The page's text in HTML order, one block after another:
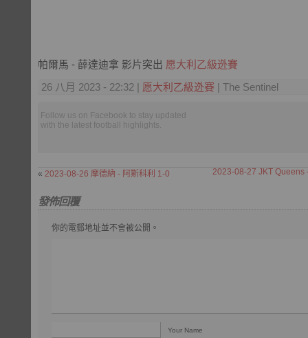
帕爾馬 - 薛達迪拿 影片突出 愿大利乙級迯賽
26 八月 2023 - 22:32 | 愿大利乙級迯賽 | The Sentinel
Follow us on Facebook to stay updated
with the latest football highlights.
« 2023-08-26 摩德納 - 阿斯科利 1-0 2023-08-27 JKT Queens
發佈回覆
你的電郵地址並不會被公開。
Your Name